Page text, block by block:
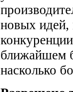
новых идей,
ближайшем
насколько